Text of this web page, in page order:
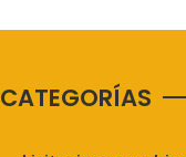
CATEGORÍAS